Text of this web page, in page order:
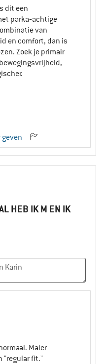
dit een
parka‑achtige
van
en comfort, dan is
Zoek je primair
geven
HEB IK M EN IK
Maier
"regular fit."